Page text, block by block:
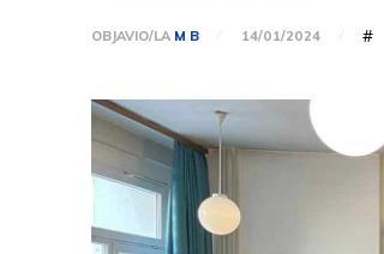
OBJAVIO/LA M B 14/01/2024 #